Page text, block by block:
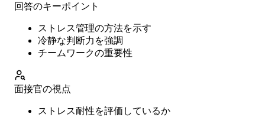
回答のキーポイント
ストレス管理の方法を示す
冷静な判断力を強調
チームワークの重要性
面接官の視点
ストレス耐性を評価しているか